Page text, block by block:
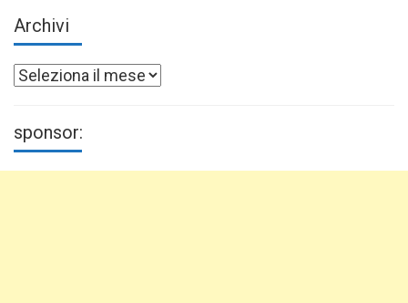
Archivi
Archivi
sponsor: